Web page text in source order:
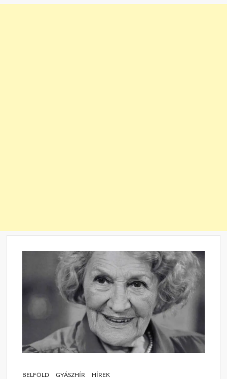
BELFÖLD GYÁSZHÍR HÍREK